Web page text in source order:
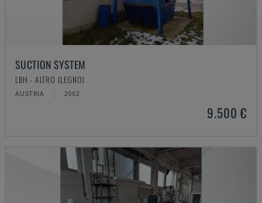
SUCTION SYSTEM
LBH - ALTRO (LEGNO)
AUSTRIA 2002
9.500 €